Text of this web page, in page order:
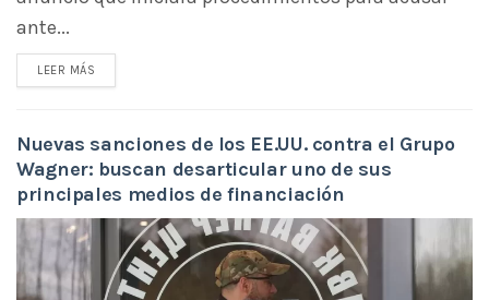
ante...
LEER MÁS
Nuevas sanciones de los EE.UU. contra el Grupo
Wagner: buscan desarticular uno de sus
principales medios de financiación